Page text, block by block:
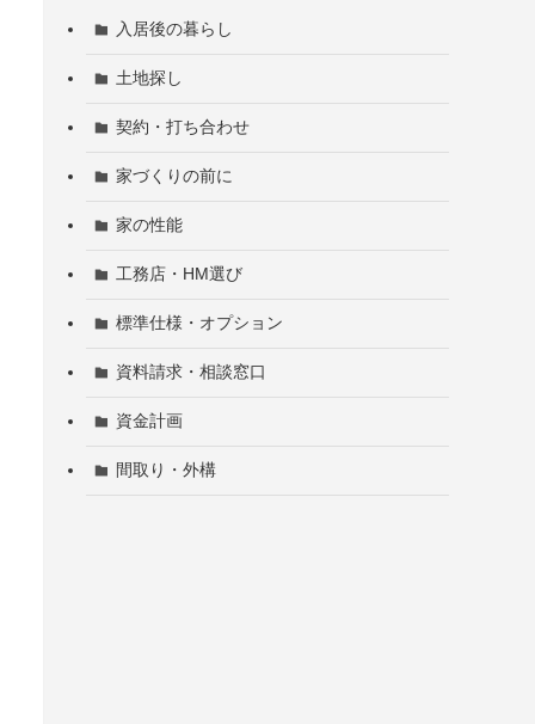
入居後の暮らし
土地探し
契約・打ち合わせ
家づくりの前に
家の性能
工務店・HM選び
標準仕様・オプション
資料請求・相談窓口
資金計画
間取り・外構